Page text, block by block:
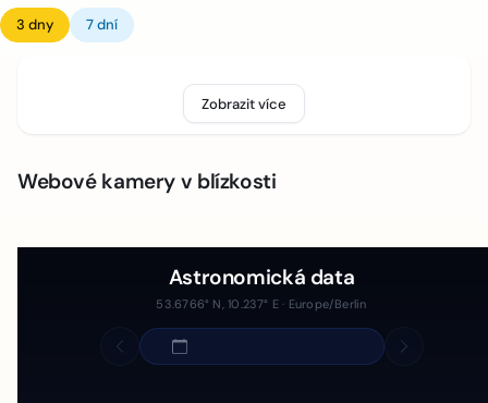
3 dny 7 dní
Zobrazit více
Webové kamery v blízkosti
Astronomická data
53.6766° N, 10.237° E · Europe/Berlin